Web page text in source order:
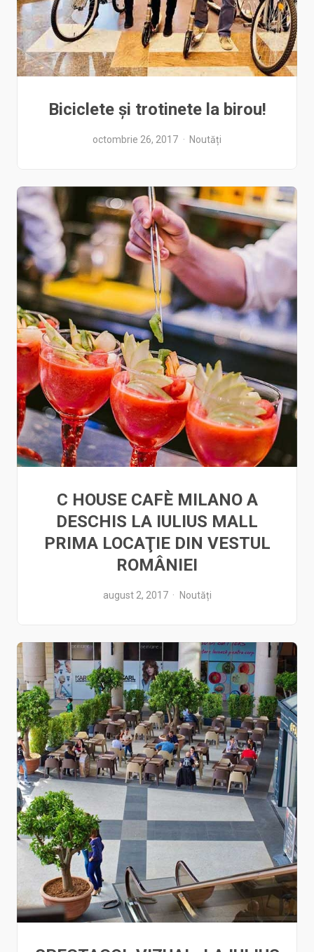
Biciclete şi trotinete la birou!
octombrie 26, 2017 Noutăți
C HOUSE CAFÈ MILANO A
DESCHIS LA IULIUS MALL
PRIMA LOCAŢIE DIN VESTUL
ROMÂNIEI
august 2, 2017 Noutăți